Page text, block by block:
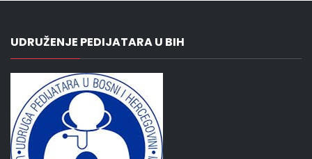
UDRUŽENJE PEDIJATARA U BIH